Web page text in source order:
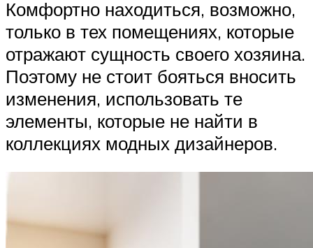
Комфортно находиться, возможно,
только в тех помещениях, которые
отражают сущность своего хозяина.
Поэтому не стоит бояться вносить
изменения, использовать те
элементы, которые не найти в
коллекциях модных дизайнеров.